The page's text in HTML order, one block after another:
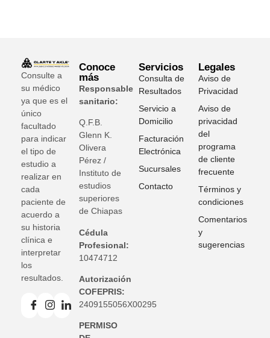
Consulte a
su médico
ya que es el
único
facultado
para indicar
el tipo de
estudio a
realizar en
cada
paciente de
acuerdo a
su historia
clínica e
interpretar
los
resultados.
Conoce
más
Responsable
sanitario:
Q.F.B.
Glenn K
Olivera
Pérez /
Instituto de
estudios
superiores
de Chiapas
Cédula
Profesional:
10474712
Autorización
COFEPRIS:
2409155056X00295
PERMISO
Servicios
Consulta de
Resultados
Servicio a
Domicilio
Facturación
Electrónica
Sucursales
Contacto
Legales
Aviso de
Privacidad
Aviso de
privacidad
del
programa
de cliente
frecuente
Términos y
condiciones
Comentarios
y
sugerencias